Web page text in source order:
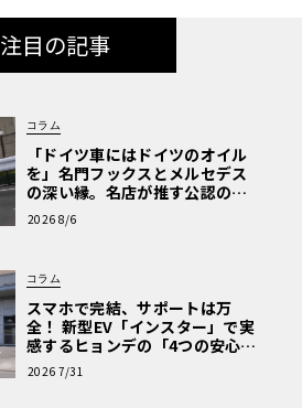
注目の記事
コラム
「ドイツ車にはドイツのオイル
を」名門フックスとメルセデス
の深い縁。名店が推す公認の安
心と、Cクラスで味わうシルキー
な走り〈PR〉
2026 8/6
コラム
スマホで完結、サポートは万
全！ 新型EV「インスター」で実
感するヒョンデの「4つの安心」
【第1回・ヒョンデ6つの疑問：
Why? Hyundai?】〈PR〉
2026 7/31